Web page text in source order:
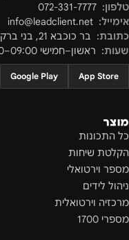
טלפון: 072-331-7777
אימייל: info@leadclient.net
כתובת: בר כוכבא 21 , בני ברק
שעות: ראשון–חמישי 09:00–18:00
App Store
Google Play
מוצר
כל התכונות
הקלטת שיחות
מספר וירטואלי
ניהול לידים
מרכזיה וירטואלית
מספרי 1700